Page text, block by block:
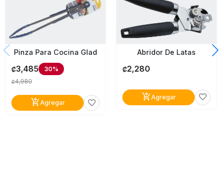
Pinza Para Cocina Glad
₡3,485 30%
₡4,980
add_shopping_cartAgregar favorite_border
Abridor De Latas
₡2,280
add_shopping_cartAgregar favorite_border